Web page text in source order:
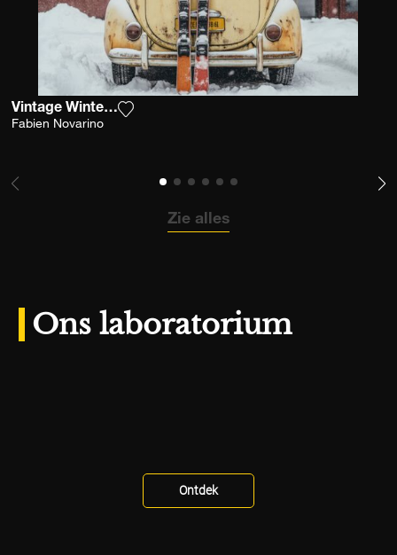
Vintage Winter Escape
Fabien Novarino
Zie alles
Ons laboratorium
Ontdek